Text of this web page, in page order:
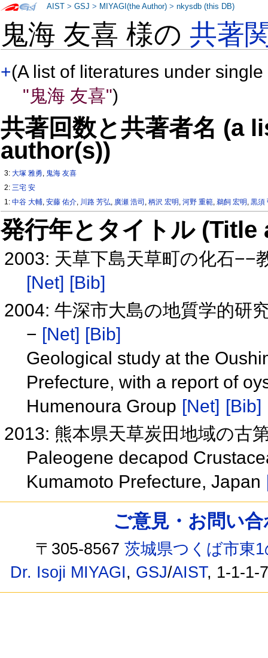
鬼海 友喜 様の共著
+(A list of literatures under
"鬼海 友喜")
共著回数と共著者名 (a
author(s))
3:大塚 雅勇, 鬼海 友喜
2:三宅 安
1:中谷 大輔,安藤 佑介, 川路 芳弘, 廣瀬 浩司 ,柄沢 宏明 ,河野 重範,鵜飼 宏明 ,黒須
発行年とタイトル
2003: 天草下島天草町の化石−−
[Net] [Bib]
2004: 牛深市大島の地質学的研
− [Net] [Bib]
Geological study at the
Prefecture, with a report of
Humenoura Group [Net] [Bib]
2013: 熊本県天草炭田地域の古
Paleogene decapod
Kumamoto Prefecture, Japan
AIST >GSJ > MIYAGI(the Author) >nkysdb (this DB)
ご意見・お問い
〒305-8567茨城県つくば市東
Dr. Isoji MIYAGI, GSJ/AIST, 1-1-1-